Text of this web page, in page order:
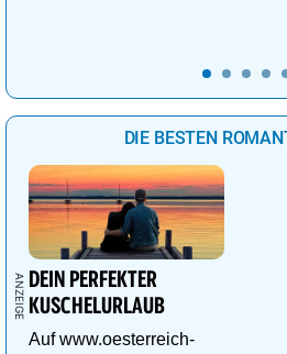
DIE BESTEN
DEIN PERFEKTER
KUSCHELURLAUB
Auf www.oesterreich-